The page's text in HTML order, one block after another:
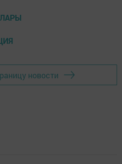
новости